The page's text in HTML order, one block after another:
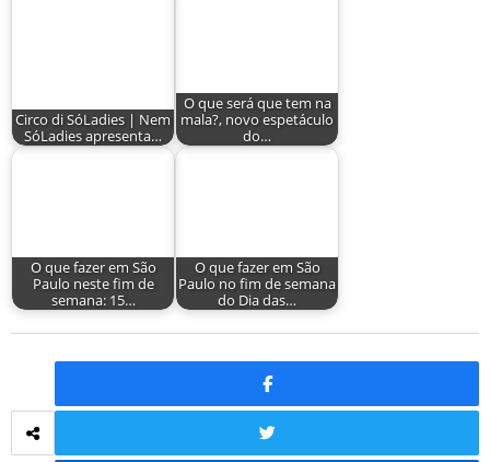
Circo di SóLadies | Nem
SóLadies apresenta…
O que será que tem na
mala?, novo espetáculo
do…
O que fazer em São
Paulo neste fim de
semana: 15…
O que fazer em São
Paulo no fim de semana
do Dia das…